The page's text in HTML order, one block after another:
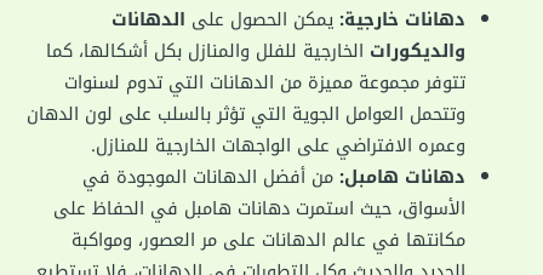
دهانات خارجية: يمكن الحصول على الدهانات
والديكورات الخارجية للفلل والمنازل بكل أشكالها، كما
تتوفر مجموعة مميزة من الدهانات التي تدوم لسنوات
وتتحمل العوامل الجوية التي تؤثر بالسلب على لون الدهان
وعمره الافتراضي على الواجهات الخارجية للمنازل.
دهانات هامبل: من أفضل الدهانات الموجودة في
الأسواق، حيث استمرت دهانات هامبل في الحفاظ على
مكانتها في عالم الدهانات على مر العصور، ومواكبة